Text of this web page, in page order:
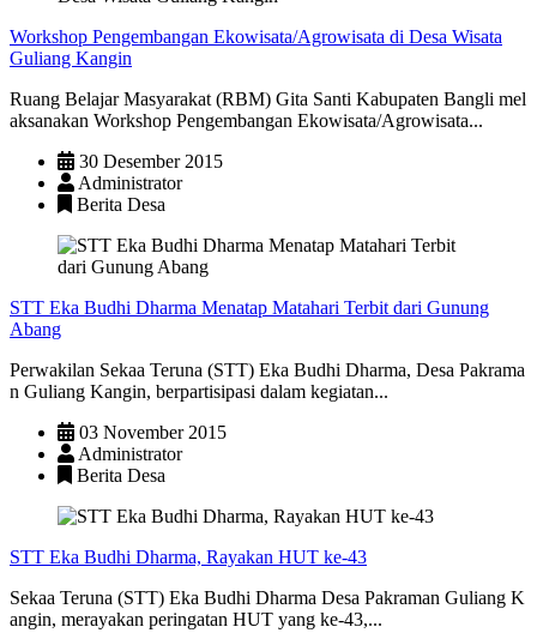
Workshop Pengembangan Ekowisata/Agrowisata di Desa Wisata
Guliang Kangin
Ruang Belajar Masyarakat (RBM) Gita Santi Kabupaten Bangli mel
aksanakan Workshop Pengembangan Ekowisata/Agrowisata...
30 Desember 2015
Administrator
Berita Desa
STT Eka Budhi Dharma Menatap Matahari Terbit dari Gunung
Abang
Perwakilan Sekaa Teruna (STT) Eka Budhi Dharma, Desa Pakrama
n Guliang Kangin, berpartisipasi dalam kegiatan...
03 November 2015
Administrator
Berita Desa
STT Eka Budhi Dharma, Rayakan HUT ke-43
Sekaa Teruna (STT) Eka Budhi Dharma Desa Pakraman Guliang K
angin, merayakan peringatan HUT yang ke-43,...